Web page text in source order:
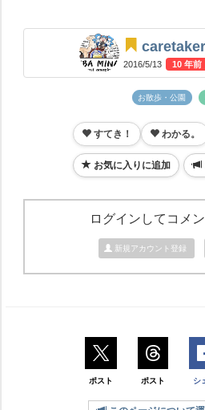
caretaker
2016/5/13 10 年前
お散歩・公園
すてき！ わかる。
お気に入りに追加
ログインしてコメ
新規アカウント登録
ポスト ポスト シ